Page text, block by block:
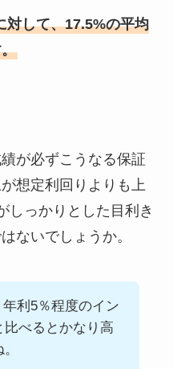
対して、17.5%の平均
が必ずこうなる保証
想定利回りよりも上
しっかりとした目利き
ないでしょうか。
利5％程度のイン
比べるとかなり高